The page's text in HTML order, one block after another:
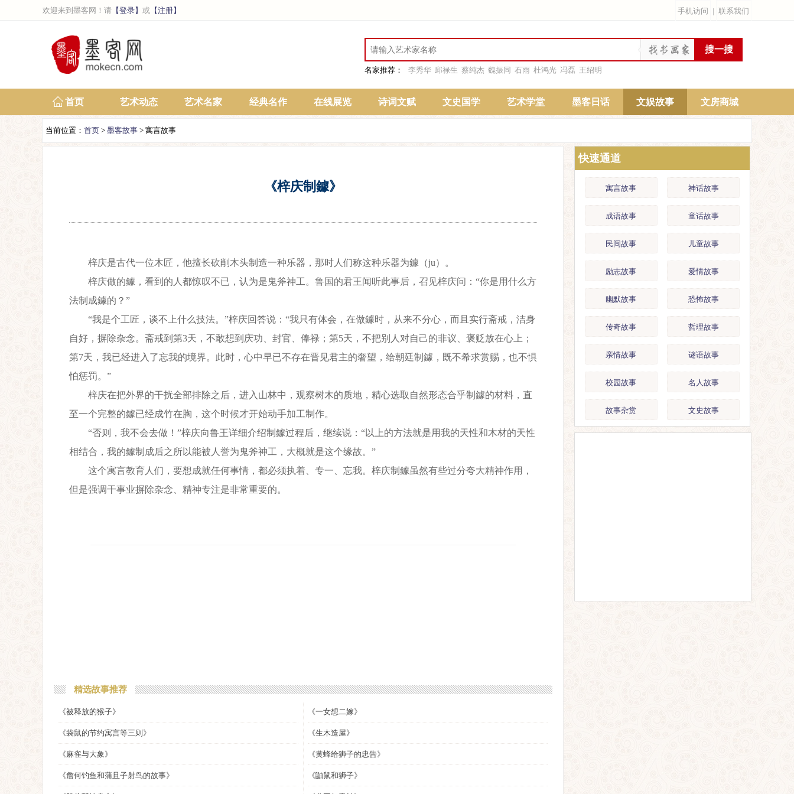
欢迎来到墨客网！请 【登录】 或 【注册】 手机访问 | 联系我们
名家推荐： 李秀华 邱禄生 蔡纯杰 魏振同 石雨 杜鸿光 冯磊 王绍明
首页 艺术动态 艺术名家 经典名作 在线展览 诗词文赋 文史国学 艺术学堂 墨客日话 文娱故事 文房商城
当前位置： 首页 > 墨客故事 > 寓言故事
《梓庆制鐻》
梓庆是古代一位木匠，他擅长砍削木头制造一种乐器，那时人们称这种乐器为鐻（ju）。
梓庆做的鐻，看到的人都惊叹不已，认为是鬼斧神工。鲁国的君王闻听此事后，召见梓庆问：“你是用什么方
法制成鐻的？”
“我是个工匠，谈不上什么技法。”梓庆回答说：“我只有体会，在做鐻时，从来不分心，而且实行斋戒，洁身
自好，摒除杂念。斋戒到第3天，不敢想到庆功、封官、俸禄；第5天，不把别人对自己的非议、褒贬放在心上；
第7天，我已经进入了忘我的境界。此时，心中早已不存在晋见君主的奢望，给朝廷制鐻，既不希求赏赐，也不惧
怕惩罚。”
梓庆在把外界的干扰全部排除之后，进入山林中，观察树木的质地，精心选取自然形态合乎制鐻的材料，直
至一个完整的鐻已经成竹在胸，这个时候才开始动手加工制作。
“否则，我不会去做！”梓庆向鲁王详细介绍制鐻过程后，继续说：“以上的方法就是用我的天性和木材的天性
相结合，我的鐻制成后之所以能被人誉为鬼斧神工，大概就是这个缘故。”
这个寓言教育人们，要想成就任何事情，都必须执着、专一、忘我。梓庆制鐻虽然有些过分夸大精神作用，
但是强调干事业摒除杂念、精神专注是非常重要的。
精选故事推荐
《被释放的猴子》 《一女想二嫁》
《袋鼠的节约寓言等三则》 《生木造屋》
《麻雀与大象》 《黄蜂给狮子的忠告》
《詹何钓鱼和蒲且子射鸟的故事》 《鼬鼠和狮子》
快速通道
寓言故事 神话故事
成语故事 童话故事
民间故事 儿童故事
励志故事 爱情故事
幽默故事 恐怖故事
传奇故事 哲理故事
亲情故事 谜语故事
校园故事 名人故事
故事杂赏 文史故事